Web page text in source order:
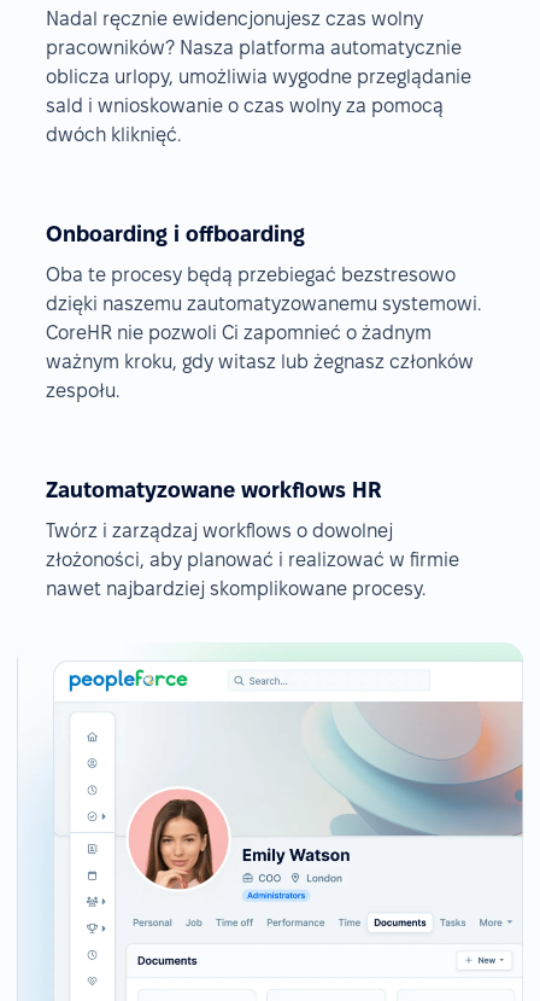
Nadal ręcznie ewidencjonujesz czas wolny
pracowników? Nasza platforma automatycznie
oblicza urlopy, umożliwia wygodne przeglądanie
sald i wnioskowanie o czas wolny za pomocą
dwóch kliknięć.
Onboarding i offboarding
Oba te procesy będą przebiegać bezstresowo
dzięki naszemu zautomatyzowanemu systemowi.
CoreHR nie pozwoli Ci zapomnieć o żadnym
ważnym kroku, gdy witasz lub żegnasz członków
zespołu.
Zautomatyzowane workflows HR
Twórz i zarządzaj workflows o dowolnej
złożoności, aby planować i realizować w firmie
nawet najbardziej skomplikowane procesy.